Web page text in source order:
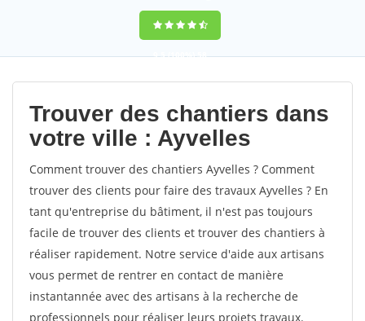
9,5(100%)58
votes
Trouver des chantiers dans
votre ville : Ayvelles
Comment trouver des chantiers Ayvelles ? Comment
trouver des clients pour faire des travaux Ayvelles ? En
tant qu'entreprise du bâtiment, il n'est pas toujours
facile de trouver des clients et trouver des chantiers à
réaliser rapidement. Notre service d'aide aux artisans
vous permet de rentrer en contact de manière
instantannée avec des artisans à la recherche de
professionnels pour réaliser leurs projets travaux.